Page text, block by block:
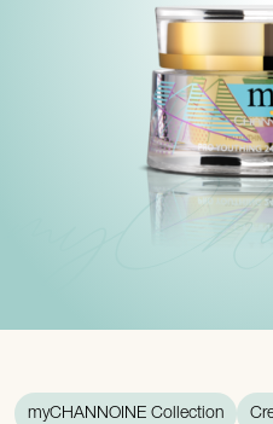
myCHANNOINE Collection